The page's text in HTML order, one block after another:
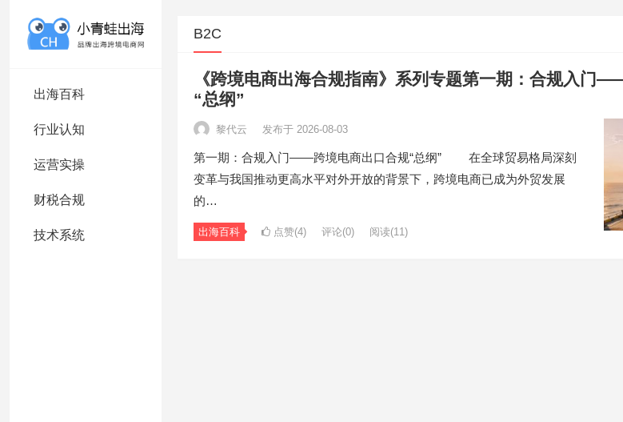
出海百科
行业认知
运营实操
财税合规
技术系统
B2C
《跨境电商出海合规指南》系列专题第一期：合规入门
“总纲”
黎代云 发布于 2026-08-03
第一期：合规入门——跨境电商出口合规“总纲” 在全球贸易格局深刻
变革与我国推动更高水平对外开放的背景下，跨境电商已成为外贸发展
的…
出海百科 点赞(4) 评论(0) 阅读(11)